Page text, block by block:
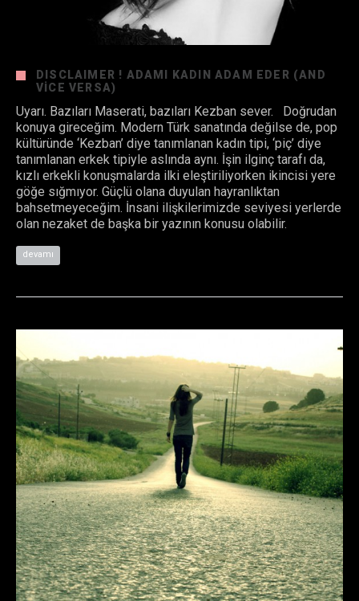
DISCLAIMER ! ADAMI KADIN ADAM EDER (AND
VICE VERSA)
Uyarı. Bazıları Maserati, bazıları Kezban sever. Doğrudan
konuya gireceğim. Modern Türk sanatında değilse de, pop
kültüründe ‘Kezban’ diye tanımlanan kadın tipi, ‘piç’ diye
tanımlanan erkek tipiyle aslında aynı. İşin ilginç tarafı da,
kızlı erkekli konuşmalarda ilki eleştiriliyorken ikincisi yere
göğe sığmıyor. Güçlü olana duyulan hayranlıktan
bahsetmeyeceğim. İnsani ilişkilerimizde seviyesi yerlerde
olan nezaket de başka bir yazının konusu olabilir.
devamı